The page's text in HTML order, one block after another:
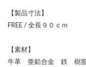
【製品寸法】
FREE / 全長９０ｃｍ
【素材】
牛革 亜鉛合金 鉄 樹